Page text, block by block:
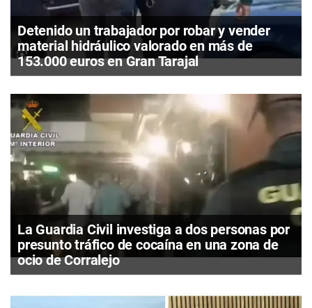
Detenido un trabajador por robar y vender
material hidráulico valorado en más de
153.000 euros en Gran Tarajal
La Guardia Civil investiga a dos personas por
presunto tráfico de cocaína en una zona de
ocio de Corralejo